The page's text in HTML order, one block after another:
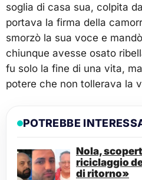
soglia di casa sua, colpita
portava la firma della
smorzò la sua voce e
chiunque avesse osato
fu solo la fine di una vita,
potere che non tollerava la
POTREBBE
Nola,
riciclaggio
di ritorno»